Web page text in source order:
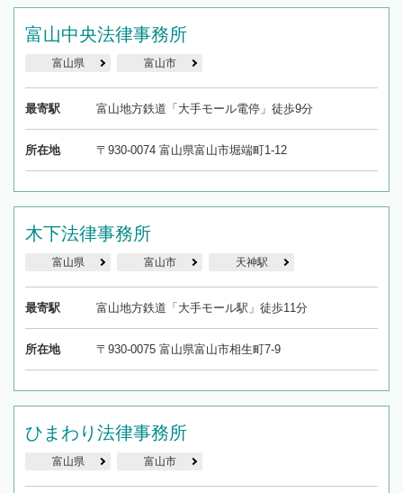
富山中央法律事務所
富山県 富山市
最寄駅 富山地方鉄道「大手モール電停」徒歩9分
所在地 〒930-0074 富山県富山市堀端町1-12
木下法律事務所
富山県 富山市 天神駅
最寄駅 富山地方鉄道「大手モール駅」徒歩11分
所在地 〒930-0075 富山県富山市相生町7-9
ひまわり法律事務所
富山県 富山市